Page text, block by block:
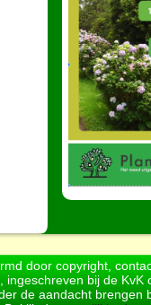
door copyright,
ingeschreven bij de KvK
de aandacht brengen